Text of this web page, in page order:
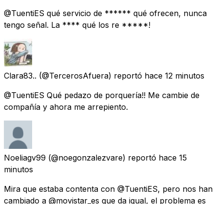
@TuentiES qué servicio de ****** qué ofrecen, nunca
tengo señal. La **** qué los re *****!
Clara83.. (@TercerosAfuera) reportó hace 12 minutos
@TuentiES Qué pedazo de porquería!! Me cambie de
compañía y ahora me arrepiento.
Noeliagv99 (@noegonzalezvare) reportó hace 15
minutos
Mira que estaba contenta con @TuentiES, pero nos han
cambiado a @movistar_es que da igual, el problema es